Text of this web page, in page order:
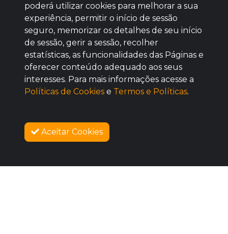
Baixe agora nosso app
SOBRE NÓS
poderá utilizar cookies para melhorar a sua
experiência, permitir o início de sessão
seguro, memorizar os detalhes de seu início
de sessão, gerir a sessão, recolher
estatísticas, as funcionalidades das Páginas e
oferecer conteúdo adequado aos seus
interesses. Para mais informações acesse a
Políticas de Cookies e Termos e Políticas.
Aceitar Cookies